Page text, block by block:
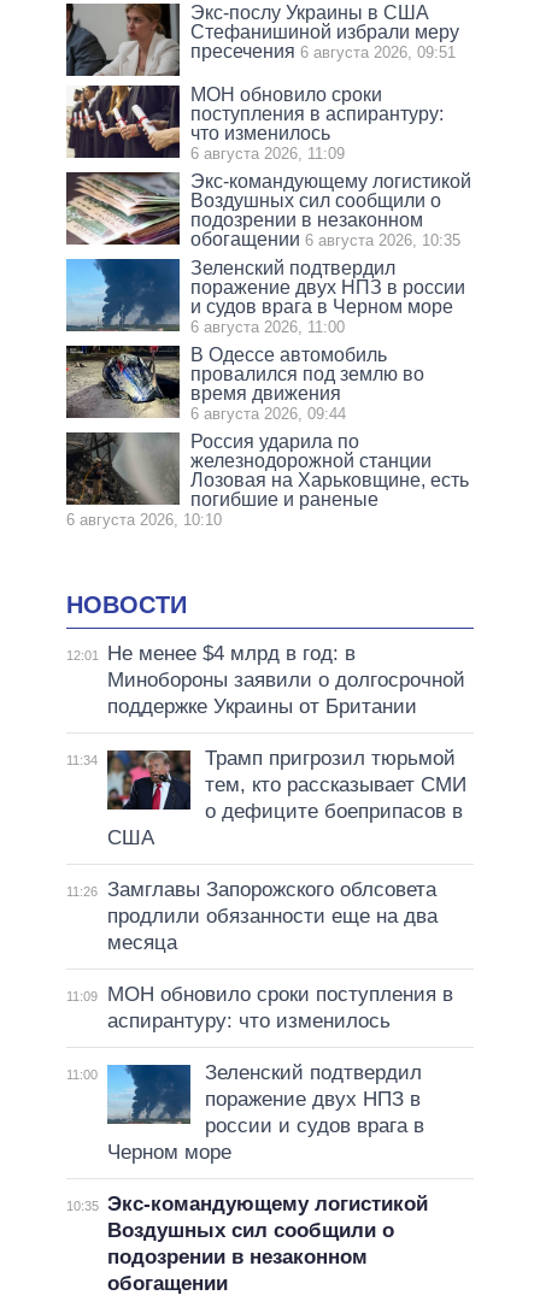
Экс-послу Украины в США
Стефанишиной избрали меру
пресечения 6 августа 2026, 09:51
МОН обновило сроки
поступления в аспирантуру:
что изменилось
6 августа 2026, 11:09
Экс-командующему логистикой
Воздушных сил сообщили о
подозрении в незаконном
обогащении 6 августа 2026, 10:35
Зеленский подтвердил
поражение двух НПЗ в россии
и судов врага в Черном море
6 августа 2026, 11:00
В Одессе автомобиль
провалился под землю во
время движения
6 августа 2026, 09:44
Россия ударила по
железнодорожной станции
Лозовая на Харьковщине, есть
погибшие и раненые
6 августа 2026, 10:10
НОВОСТИ
12:01
Не менее $4 млрд в год: в
Минобороны заявили о долгосрочной
поддержке Украины от Британии
11:34
Трамп пригрозил тюрьмой
тем, кто рассказывает СМИ
о дефиците боеприпасов в
США
11:26
Замглавы Запорожского облсовета
продлили обязанности еще на два
месяца
11:09
МОН обновило сроки поступления в
аспирантуру: что изменилось
11:00
Зеленский подтвердил
поражение двух НПЗ в
россии и судов врага в
Черном море
10:35 Экс-командующему логистикой
Воздушных сил сообщили о
подозрении в незаконном
обогащении